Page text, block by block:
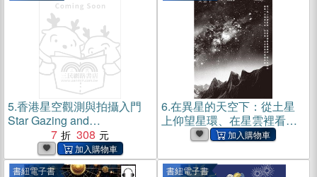
5.香港星空觀測與拍攝入門
Star Gazing and
Photography in Hong Kong
(增訂版)(電子書)
7 308
6.在異星的天空下：從土星
上仰望星環、在星雲裡看星
塵縹緲、墜入黑洞前最後一
空旅遊導覽手冊(電子書)
書紐電子書 書紐電子書